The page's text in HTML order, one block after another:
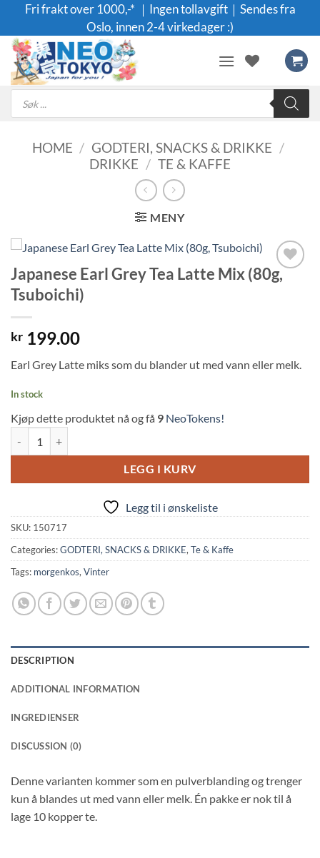
content
Fri frakt over 1000,-* ｜Ingen tollavgift｜Sendes fra
Oslo, innen 2-4 virkedager :)
Products
search
HOME / GODTERI, SNACKS & DRIKKE /
DRIKKE / TE & KAFFE
MENY
Legg til i
Japanese Earl Grey Tea Latte Mix (80g,
Tsuboichi)
kr 199.00
Earl Grey Latte miks som du blander ut med vann eller melk.
In stock
Kjøp dette produktet nå og få 9 NeoTokens!
LEGG I KURV
Legg til i ønskeliste
SKU: 150717
Categories:GODTERI, SNACKS & DRIKKE, Te & Kaffe
Tags: morgenkos, Vinter
DESCRIPTION
ADDITIONAL INFORMATION
INGREDIENSER
DISCUSSION (0)
Denne varianten kommer som en pulverblanding og trenger
kun å blandes ut med vann eller melk. Én pakke er nok til å
lage 10 kopper te.